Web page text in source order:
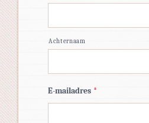
Achternaam
E-mailadres *